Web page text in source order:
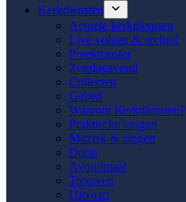
Kerkdiensten
Actuele kerkdiensten
Live volgen & archief
Preekrooster
Zondagavond
Collecten
Gebed
Waarom Kerkdiensten?
Praktische vragen
Muziek & zingen
Doop
Avondmaal
Trouwen
Uitvaart